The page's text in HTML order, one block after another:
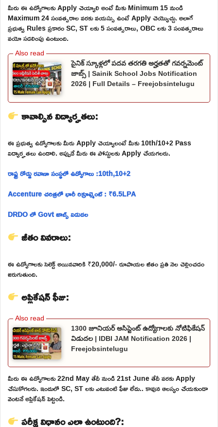
మీరు ఈ ఉద్యోగాలకు Apply చెయ్యాలి అంటే మీకు Minimum 15 నుండి
Maximum 24 సంవత్సరాల వరకు వయస్సు ఉంటే Apply చెయ్యొచ్చు. అలాగే
ప్రభుత్వ Rules ప్రకారం SC, ST లకు 5 సంవత్సరాలు, OBC లకు 3 సంవత్సరాలు
వయో సడలింపు ఉంటుంది.
సైనిక్ స్కూళ్లలో పదవ తరగతి అర్హతతో గవర్నమెంట్
జాబ్స్ | Sainik School Jobs Notification
2026 | Full Details – Freejobsintelugu
కావాల్సిన విద్యార్హతలు:
ఈ ప్రభుత్వ ఉద్యోగాలకు మీరు Apply చెయ్యాలంటే మీకు 10th/10+2 Pass
విద్యార్హతలు ఉండాలి. అప్పుడే మీరు ఈ పోస్టులకు Apply చేయగలరు.
రాష్ట్ర రోడ్డు రవాణా సంస్థలో ఉద్యోగాలు :10th,10+2
Accenture చరిత్రలో భారీ రిక్రూట్మెంట్ : ₹6.5LPA
DRDO లో Govt జాబ్స్ విడుదల
జీతం వివరాలు:
ఈ ఉద్యోగాలకు సెలెక్ట్ అయినవారికి ₹20,000/- రూపాయల జీతం ప్రతి నెల చెల్లించడం
జరుగుతుంది.
అప్లికేషన్ ఫీజు:
1300 జూనియర్ అసిస్టెంట్ ఉద్యోగాలకు నోటిఫికేషన్
విడుదల | IDBI JAM Notification 2026 |
Freejobsintelugu
మీరు ఈ ఉద్యోగాలకు 22nd May తేదీ నుండి 21st June తేదీ వరకు Apply
చేసుకోగలరు. ఇందులో SC, ST లకు ఎటువంటి ఫీజు లేదు.. కావున ఆలస్యం చేయకుండా
వెంటనే అప్లికేషన్ పెట్టండి.
పరీక్ష విధానం ఎలా ఉంటుంది?: